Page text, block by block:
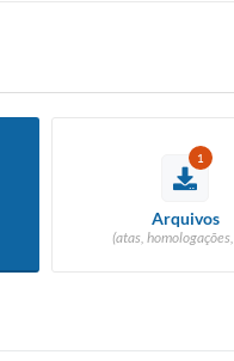
1
Arquivos
(atas,